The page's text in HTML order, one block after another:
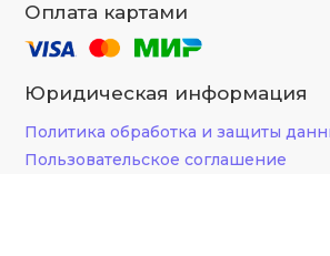
Оплата картами
Юридическая информация
Политика обработка и защиты
Пользовательское соглашение